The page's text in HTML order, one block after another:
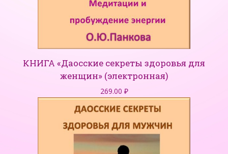
КНИГА «Даосские секреты здоровья для
женщин» (электронная)
269.00 ₽